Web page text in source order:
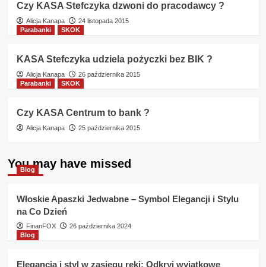
Czy KASA Stefczyka dzwoni do pracodawcy ?
Alicja Kanapa
24 listopada 2015
Parabanki
SKOK
KASA Stefczyka udziela pożyczki bez BIK ?
Alicja Kanapa
26 października 2015
Parabanki
SKOK
Czy KASA Centrum to bank ?
Alicja Kanapa 25 października 2015
You may have missed
Blog
Włoskie Apaszki Jedwabne – Symbol Elegancji i Stylu
na Co Dzień
FinanFOX
26 października 2024
Blog
Elegancja i styl w zasięgu ręki: Odkryj wyjątkowe